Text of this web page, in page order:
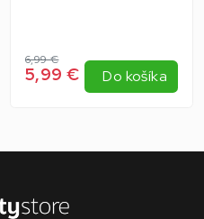
6,99 €
5,99 € Do košíka